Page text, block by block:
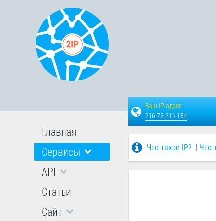
Главная
Сервисы
API
Статьи
Сайт
Ваш IP адрес:
216.73.216.184
Что такое IP? | Что